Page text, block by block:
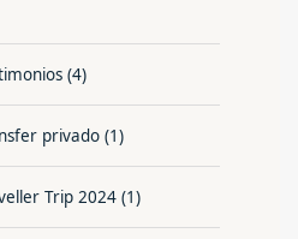
(4)
privado (1)
Trip 2024 (1)